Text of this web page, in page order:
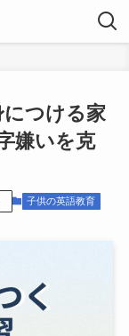
つける家
嫌いを克
子供の英語教育